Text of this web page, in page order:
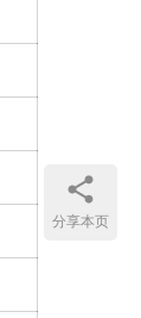
分享本页